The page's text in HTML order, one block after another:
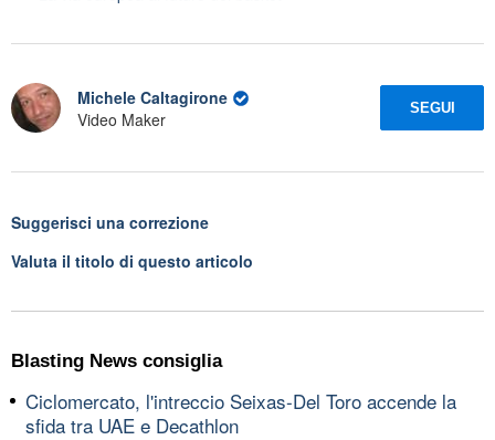
Michele Caltagirone
Video Maker
SEGUI
Suggerisci una correzione
Valuta il titolo di questo articolo
Blasting News consiglia
Ciclomercato, l'intreccio Seixas-Del Toro accende la
sfida tra UAE e Decathlon